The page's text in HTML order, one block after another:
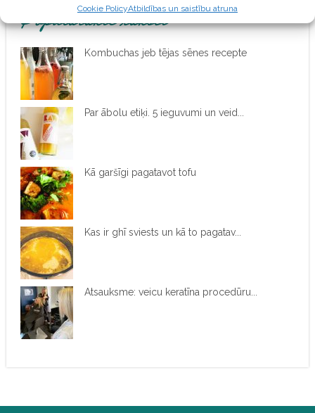
Cookie PolicyAtbildības un saistību atruna
Populārākie raksti
Kombuchas jeb tējas sēnes recepte
Par ābolu etiķi. 5 ieguvumi un veid...
Kā garšīgi pagatavot tofu
Kas ir ghī sviests un kā to pagatav...
Atsauksme: veicu keratīna procedūru...